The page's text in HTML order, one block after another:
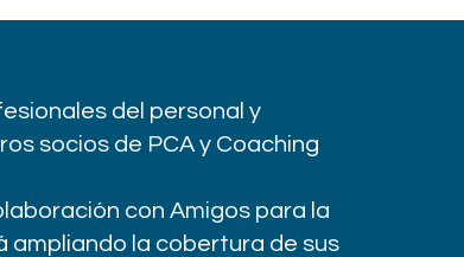
del personal y
socios de PCA y Coaching
con Amigos para la
ampliando la cobertura de sus